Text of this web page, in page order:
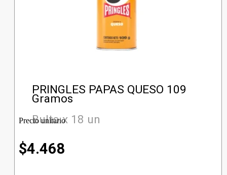
PRINGLES PAPAS QUESO 109
Gramos
Bulto x 18 un
Precio unitario
$4.468